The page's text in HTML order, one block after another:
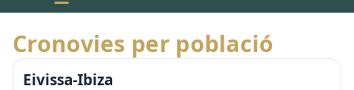
Cronovies per població
Eivissa-Ibiza